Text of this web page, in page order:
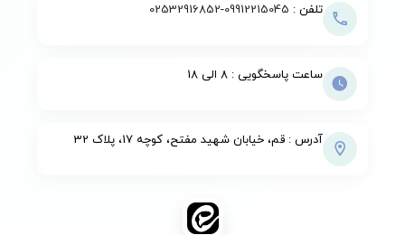
تلفن : 09912215045
-
02532916852
ساعت پاسخگویی : 8 الی 18
آدرس : قم، خیابان شهید مفتح، کوچه 17، پلاک 32